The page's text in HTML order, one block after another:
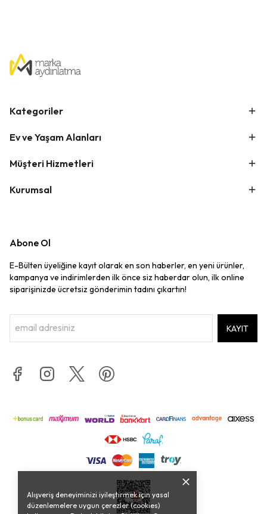
Alışveriş deneyiminizi iyileştirmek için yasal
düzenlemelere uygun çerezler (cookies)
Kategoriler
Ev ve Yaşam Alanları
Müşteri Hizmetleri
Kurumsal
Abone Ol
E-Bülten üyeliğine kayıt olarak en son haberler, en yeni ürünler,
kampanya ve indirimlerden ilk önce siz haberdar olun, ilk online
siparişinizde ücretsiz gönderimin tadını çıkartın!
KAYIT